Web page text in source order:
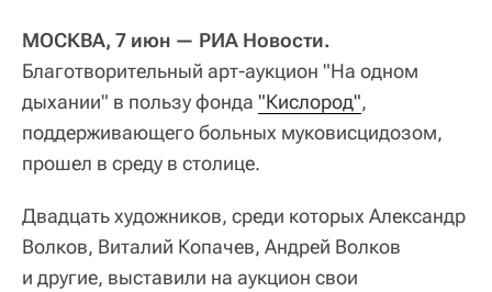
МОСКВА, 7 июн — РИА Новости.
Благотворительный арт-аукцион "На одном
дыхании" в пользу фонда "Кислород",
поддерживающего больных муковисцидозом,
прошел в среду в столице.
Двадцать художников, среди которых Александр
Волков, Виталий Копачев, Андрей Волков
и другие, выставили на аукцион свои